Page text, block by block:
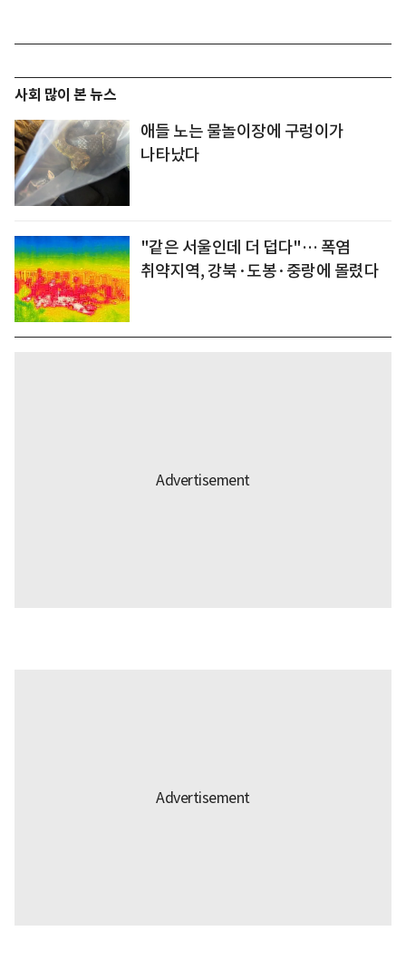
사회 많이 본 뉴스
애들 노는 물놀이장에 구렁이가
나타났다
"같은 서울인데 더 덥다"… 폭염
취약지역, 강북·도봉·중랑에 몰렸다